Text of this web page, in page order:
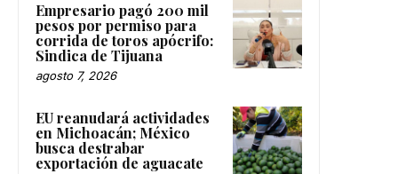
Empresario pagó 200 mil
pesos por permiso para
corrida de toros apócrifo:
Sindica de Tijuana
agosto 7, 2026
EU reanudará actividades
en Michoacán; México
busca destrabar
exportación de aguacate